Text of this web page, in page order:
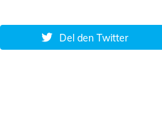
Del den Twitter